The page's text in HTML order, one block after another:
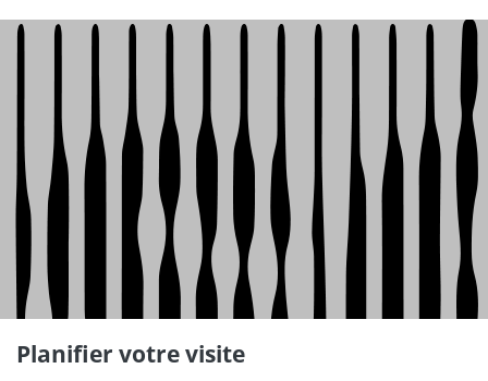
Planifier votre visite